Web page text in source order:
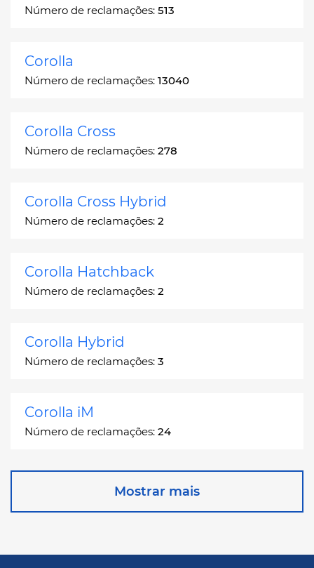
Número de reclamações: 513
Corolla
Número de reclamações: 13040
Corolla Cross
Número de reclamações: 278
Corolla Cross Hybrid
Número de reclamações: 2
Corolla Hatchback
Número de reclamações: 2
Corolla Hybrid
Número de reclamações: 3
Corolla iM
Número de reclamações: 24
Corona Station Wagon
Mostrar mais